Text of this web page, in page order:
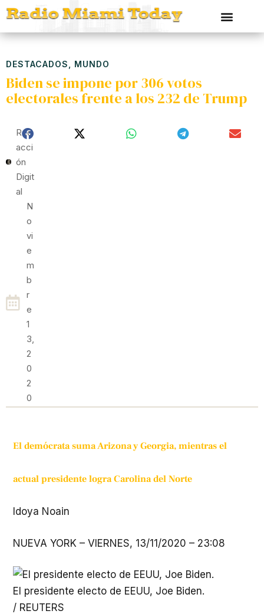
DESTACADOS MUNDO
Biden se impone por 306 votos
electorales frente a los 232 de Trump
Red
Acci
Ón
Digit
Al
N
O
Vi
E
M
B
R
E
1
3,
2
0
2
0
El demócrata suma Arizona y Georgia, mientras el
actual presidente logra Carolina del Norte
Idoya Noain
NUEVA YORK – VIERNES, 13/11/2020 – 23:08
El presidente electo de EEUU, Joe Biden.
/ REUTERS